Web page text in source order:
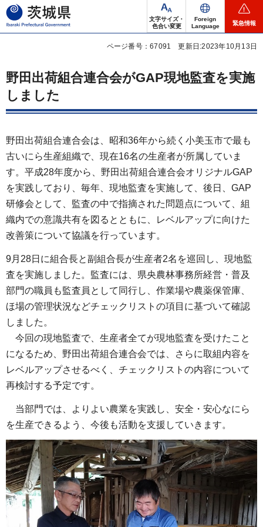
茨城県
文字サイズ・
色合い変更
Foreign
Language
緊急情報
ページ番号：67091 更新日:2023年10月13日
野田出荷組合連合会がGAP現地監査を実施
しました
野田出荷組合連合会は、昭和36年から続く小美玉市で最も
古いにら生産組織で、現在16名の生産者が所属していま
す。平成28年度から、野田出荷組合連合会オリジナルGAP
を実践しており、毎年、現地監査を実施して、後日、GAP
研修会として、監査の中で指摘された問題点について、組
織内での意識共有を図るとともに、レベルアップに向けた
改善策について協議を行っています。
9月28日に組合長と副組合長が生産者2名を巡回し、現地監
査を実施しました。監査には、県央農林事務所経営・普及
部門の職員も監査員として同行し、作業場や農薬保管庫、
ほ場の管理状況などチェックリストの項目に基づいて確認
しました。
今回の現地監査で、生産者全てが現地監査を受けたこと
になるため、野田出荷組合連合会では、さらに取組内容を
レベルアップさせるべく、チェックリストの内容について
再検討する予定です。
当部門では、よりよい農業を実践し、安全・安心なにら
を生産できるよう、今後も活動を支援していきます。